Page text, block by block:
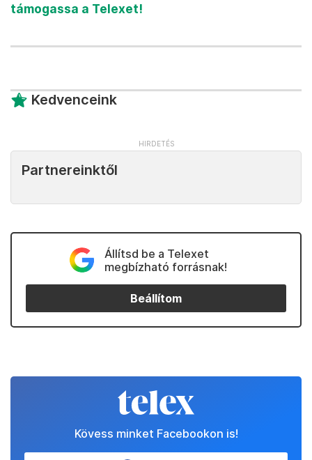
támogassa a Telexet!
Kedvenceink
Partnereinktől
Állítsd be a Telexet
megbízható forrásnak!
Beállítom
Kövess minket Facebookon is!